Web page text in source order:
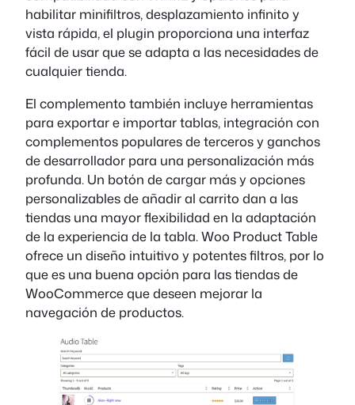
habilitar minifiltros, desplazamiento infinito y
vista rápida, el plugin proporciona una interfaz
fácil de usar que se adapta a las necesidades de
cualquier tienda.
El complemento también incluye herramientas
para exportar e importar tablas, integración con
complementos populares de terceros y ganchos
de desarrollador para una personalización más
profunda. Un botón de cargar más y opciones
personalizables de añadir al carrito dan a las
tiendas una mayor flexibilidad en la adaptación
de la experiencia de la tabla. Woo Product Table
ofrece un diseño intuitivo y potentes filtros, por lo
que es una buena opción para las tiendas de
WooCommerce que deseen mejorar la
navegación de productos.